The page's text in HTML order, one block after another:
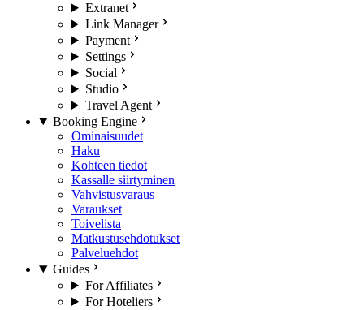
Extranet
Link Manager
Payment
Settings
Social
Studio
Travel Agent
Booking Engine
Ominaisuudet
Haku
Kohteen tiedot
Kassalle siirtyminen
Vahvistusvaraus
Varaukset
Toivelista
Matkustusehdotukset
Palveluehdot
Guides
For Affiliates
For Hoteliers